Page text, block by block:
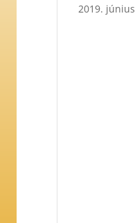
2019. június